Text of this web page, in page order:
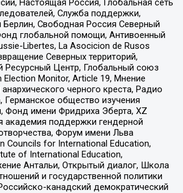
Настоящая Россия, Глобальная сеть
Служба поддержки,
Свободная Россия Северный
глобальной помощи, Антивоенный
Libertes, La Asocicion de Rusos
Северных территорий,
Ресурсный Центр, Глобальный союз
Election Monitor, Article 19, Мнение
черного креста, Радио
Германское общество изучения
Фонд имени Фридриха Эберта, XZ
академия поддержки гендерной
Форум имени Льва
Councils for International Education,
of International Education,
Антальи, Открытый диалог, Школа
и государственной политики
канадский демократический